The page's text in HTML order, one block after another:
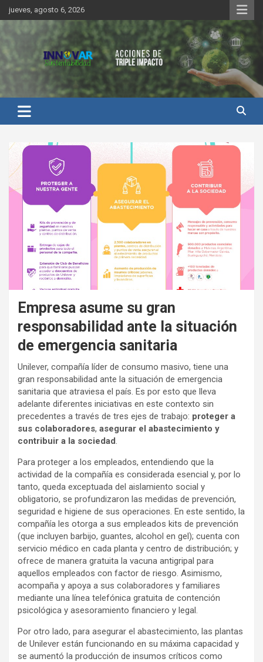
Saltar
al
contenido
jueves, agosto 6, 2026
Innovar Sustentabilidad
Empresa asume su gran
responsabilidad ante la situación
de emergencia sanitaria
Unilever, compañía líder de consumo masivo, tiene una
gran responsabilidad ante la situación de emergencia
sanitaria que atraviesa el país. Es por esto que lleva
adelante diferentes iniciativas en este contexto sin
precedentes a través de tres ejes de trabajo: proteger a
sus colaboradores, asegurar el abastecimiento y
contribuir a la sociedad.
Para proteger a los empleados, entendiendo que la
actividad de la compañía es considerada esencial y, por lo
tanto, queda exceptuada del aislamiento social y
obligatorio, se profundizaron las medidas de prevención,
seguridad e higiene de sus operaciones. En este sentido, la
compañía les otorga a sus empleados kits de prevención
(que incluyen barbijo, guantes, alcohol en gel); cuenta con
servicio médico en cada planta y centro de distribución; y
ofrece de manera gratuita la vacuna antigripal para
aquellos empleados con factor de riesgo. Asimismo,
acompaña y apoya a sus colaboradores y familiares
mediante una línea telefónica gratuita de contención
psicológica y asesoramiento financiero y legal.
Por otro lado, para asegurar el abastecimiento, las plantas
de Unilever están funcionando en su máxima capacidad y
se aumentó la producción de insumos críticos como